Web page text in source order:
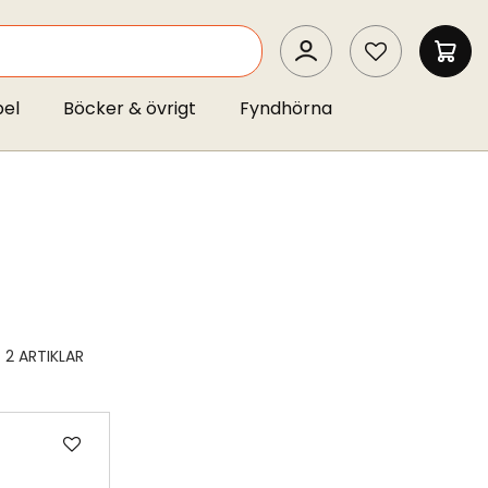
SEARCH
MIN
Böcker & övrigt Fyndhörna
2 ARTIKLAR